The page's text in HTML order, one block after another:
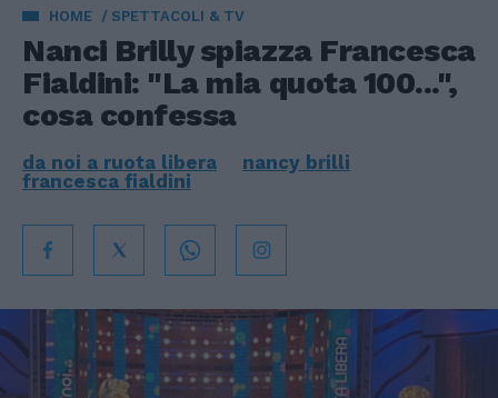
HOME SPETTACOLI & TV
Nanci Brilly spiazza Francesca
Fialdini: "La mia quota 100...",
cosa confessa
da noi a ruota libera
nancy brilli
francesca fialdini